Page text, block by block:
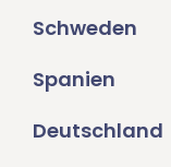
Schweden
Spanien
Deutschland